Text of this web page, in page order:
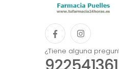
¿Tiene alguna